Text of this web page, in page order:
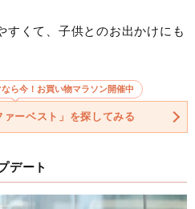
すくて、子供とのお出かけにも
ら今！お買い物マラソン開催中
ーベスト」を探してみる
デート